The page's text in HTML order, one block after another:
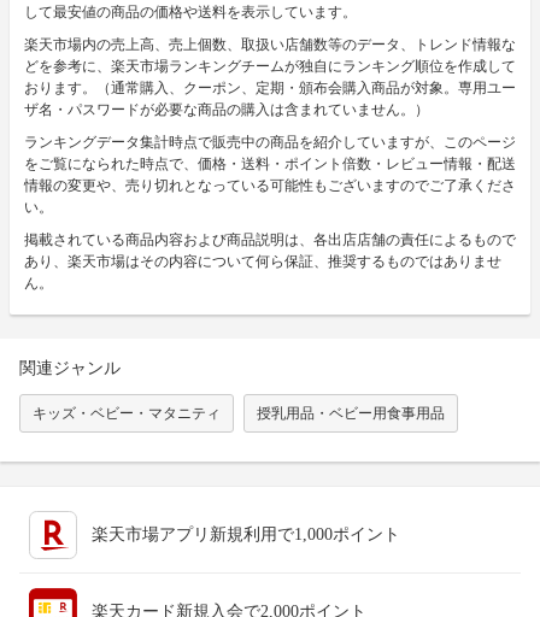
して最安値の商品の価格や送料を表示しています。
楽天市場内の売上高、売上個数、取扱い店舗数等のデータ、トレンド情報な
どを参考に、楽天市場ランキングチームが独自にランキング順位を作成して
おります。（通常購入、クーポン、定期・頒布会購入商品が対象。専用ユー
ザ名・パスワードが必要な商品の購入は含まれていません。）
ランキングデータ集計時点で販売中の商品を紹介していますが、このページ
をご覧になられた時点で、価格・送料・ポイント倍数・レビュー情報・配送
情報の変更や、売り切れとなっている可能性もございますのでご了承くださ
い。
掲載されている商品内容および商品説明は、各出店店舗の責任によるもので
あり、楽天市場はその内容について何ら保証、推奨するものではありませ
ん。
関連ジャンル
キッズ・ベビー・マタニティ 授乳用品・ベビー用食事用品
楽天市場アプリ新規利用で1,000ポイント
楽天カード新規入会で2,000ポイント